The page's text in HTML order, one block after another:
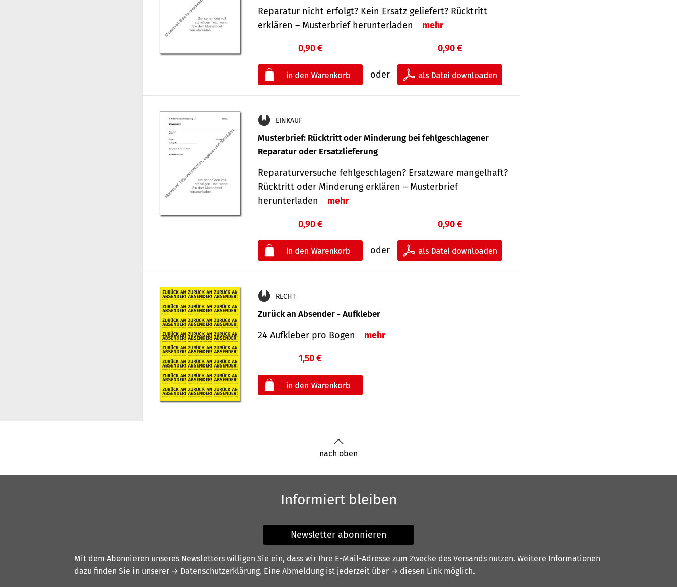
Reparatur nicht erfolgt? Kein Ersatz geliefert? Rücktritt
erklären – Musterbrief herunterladen
mehr
0,90 €
oder
0,90 €
EINKAUF
Musterbrief: Rücktritt oder Minderung bei fehlgeschlagener
Reparatur oder Ersatzlieferung
Reparaturversuche fehlgeschlagen? Ersatzware mangelhaft?
Rücktritt oder Minderung erklären – Musterbrief
herunterladen
mehr
0,90 €
oder
0,90 €
RECHT
Zurück an Absender - Aufkleber
24 Aufkleber pro Bogen mehr
1,50 €
nach oben
Informiert bleiben
Newsletter abonnieren
Mit dem Abonnieren unseres Newsletters willigen Sie ein, dass wir Ihre E-Mail-Adresse zum Zwecke des Versands nutzen. Weitere Informationen
dazu finden Sie in unserer → Datenschutzerklärung. Eine Abmeldung ist jederzeit über → diesen Link möglich.